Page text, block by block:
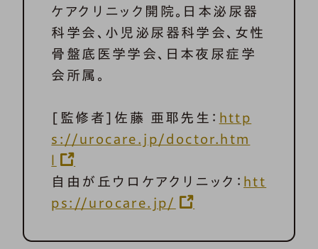
ケアクリニック開院。日本泌尿器
科学会、小児泌尿器科学会、女性
骨盤底医学学会、日本夜尿症学
会所属。
[監修者]佐藤 亜耶先生： http
s://urocare.jp/doctor.htm
l
自由が丘ウロケアクリニック： htt
ps://urocare.jp/